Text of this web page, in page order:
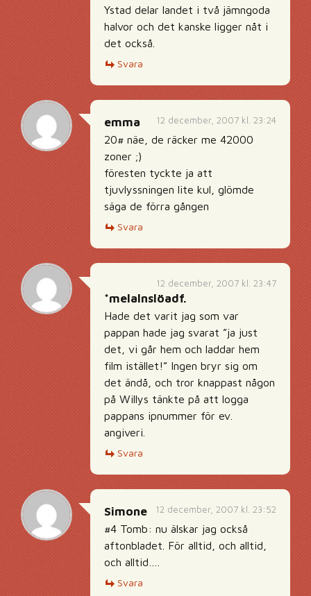
Ystad delar landet i två jämngoda
halvor och det kanske ligger nåt i
det också.
Svara
12 december, 2007 kl. 23:24
emma
20# näe, de räcker me 42000
zoner ;)
föresten tyckte ja att
tjuvlyssningen lite kul, glömde
säga de förra gången
Svara
12 december, 2007 kl. 23:47
*melalnslöadf.
Hade det varit jag som var
pappan hade jag svarat ”ja just
det, vi går hem och laddar hem
film istället!” Ingen bryr sig om
det ändå, och tror knappast någon
på Willys tänkte på att logga
pappans ipnummer för ev.
angiveri.
Svara
12 december, 2007 kl. 23:52
Simone
#4 Tomb: nu älskar jag också
aftonbladet. För alltid, och alltid,
och alltid….
Svara